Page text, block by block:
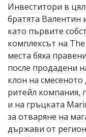
Инвеститори в
братята Валентин
като първите
комплексът на
места бяха
после продадени
клон на
ритейл компания,
и на гръцката
за отваряне на
държави от